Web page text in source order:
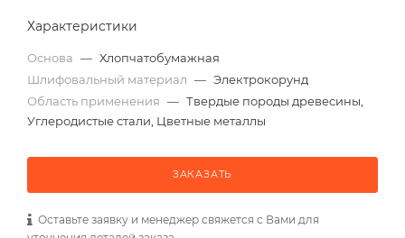
Характеристики
Основа — Хлопчатобумажная
Шлифовальный материал — Электрокорунд
Область применения — Твердые породы древесины,
Углеродистые стали, Цветные металлы
ЗАКАЗАТЬ
Оставьте заявку и менеджер свяжется с Вами для